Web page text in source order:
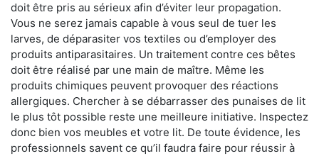
doit être pris au sérieux afin d’éviter leur propagation.
Vous ne serez jamais capable à vous seul de tuer les
larves, de déparasiter vos textiles ou d’employer des
produits antiparasitaires. Un traitement contre ces bêtes
doit être réalisé par une main de maître. Même les
produits chimiques peuvent provoquer des réactions
allergiques. Chercher à se débarrasser des punaises de lit
le plus tôt possible reste une meilleure initiative. Inspectez
donc bien vos meubles et votre lit. De toute évidence, les
professionnels savent ce qu’il faudra faire pour réussir à